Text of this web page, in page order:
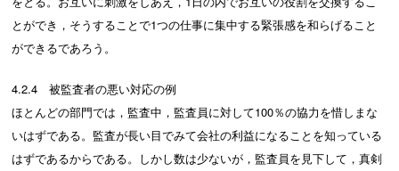
とができ，そうすることで1つの仕事に集中する緊張感を和らげること
ができるであろう。
4.2.4 被監査者の悪い対応の例
ほとんどの部門では，監査中，監査員に対して100％の協力を惜しまな
いはずである。監査が長い目でみて会社の利益になることを知っている
はずであるからである。しかし数は少ないが，監査員を見下して，真剣